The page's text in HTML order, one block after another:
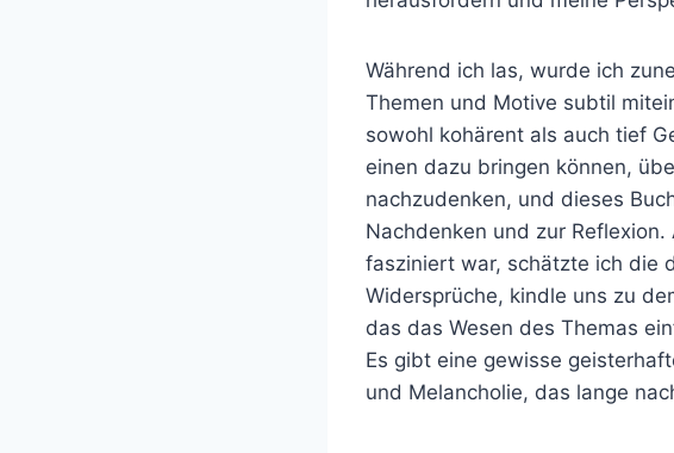
Während ich las, wurde ich
Themen und Motive subtil
sowohl kohärent als auch tief
einen dazu bringen können,
nachzudenken, und dieses
Nachdenken und zur
fasziniert war, schätzte ich die
Widersprüche, kindle uns zu
das das Wesen des Themas
Es gibt eine gewisse
und Melancholie, das lange